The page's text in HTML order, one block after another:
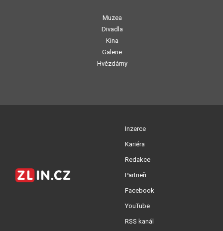
Muzea
Divadla
Kina
Galerie
Hvězdárny
Inzerce
Kariéra
Redakce
Partneři
Facebook
YouTube
RSS kanál